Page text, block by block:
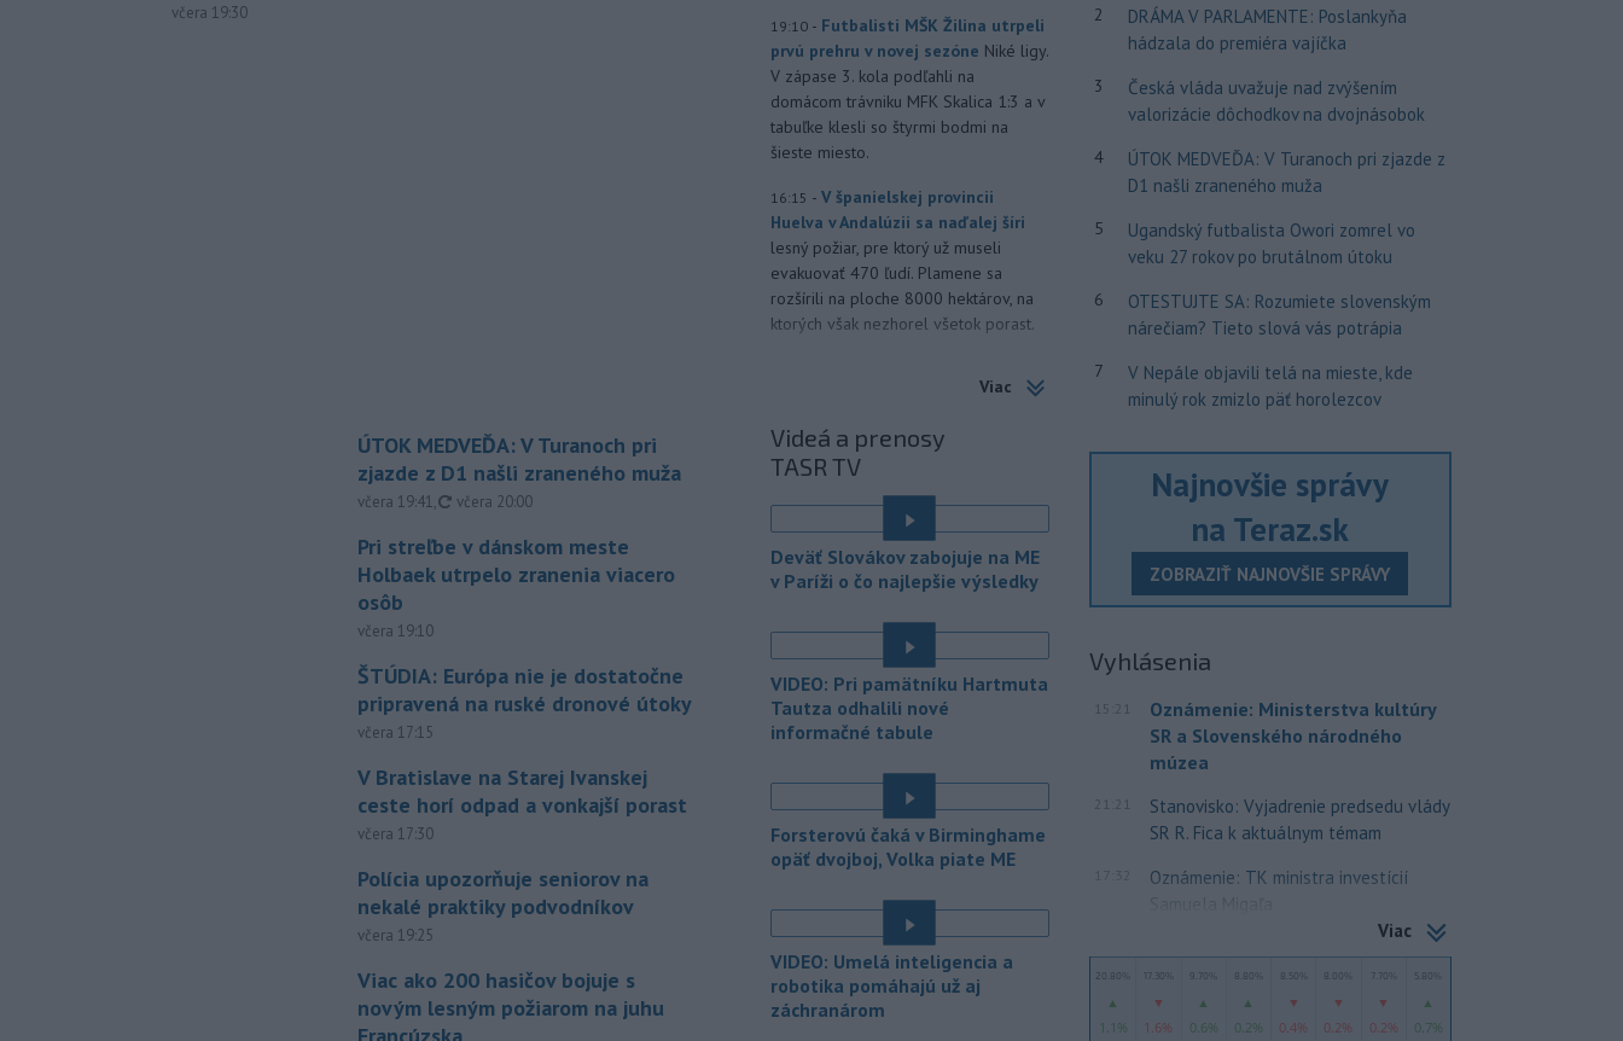
včera 19:30
ÚTOK MEDVEĎA: V Turanoch pri
zjazde z D1 našli zraneného muža
včera 19:41, aktualizované
včera 20:00
Pri streľbe v dánskom meste
Holbaek utrpelo zranenia viacero
osôb
včera 19:10
ŠTÚDIA: Európa nie je dostatočne
pripravená na ruské dronové útoky
včera 17:15
V Bratislave na Starej Ivanskej
ceste horí odpad a vonkajší porast
včera 17:30
Polícia upozorňuje seniorov na
nekalé praktiky podvodníkov
včera 19:25
Viac ako 200 hasičov bojuje s
novým lesným požiarom na juhu
19:10 - Futbalisti MŠK Žilina utrpeli
prvú prehru v novej sezóne Niké ligy.
V zápase 3. kola podľahli na
domácom trávniku MFK Skalica 1:3 a v
tabuľke klesli so štyrmi bodmi na
šieste miesto.
16:15 - V španielskej provincii
Huelva v Andalúzii sa naďalej šíri
lesný požiar, pre ktorý už museli
evakuovať 470 ľudí. Plamene sa
rozšírili na ploche 8000 hektárov, na
ktorých však nezhorel všetok porast.
civilistov zasiahnutých vojnou v
Sudáne, v ktorej zahynuli desaťtisíce
ľudí a milióny sú vysídlené.
- Slovenské hádzanárky do 18
rokov obsadili na MS v Rumunsku
konečné 6. miesto. V nedeľnom súboji
31:37. Napriek prehre však dosiahli
najlepšie umiestnenie Slovenska v
histórii MS tejto vekovej kategórie.
14:01 - Talianski potápači objavili
rokov starý vrak rímskej lode, ktorý
bol naplnený stovkami dobre
zachovaných amfor. Tie
pravdepodobne slúžili na prepravu
na agentúru AFP.
13:56 - Podpredseda opozičného PS
Ivan Korčok by mal byť v hnutí
zamestnaný, nie si zakladať živnosť.
Viac
Videá a prenosy
TASR TV
Deväť Slovákov zabojuje na ME
v Paríži o čo najlepšie výsledky
VIDEO: Pri pamätníku Hartmuta
Tautza odhalili nové
informačné tabule
Forsterovú čaká v Birminghame
opäť dvojboj, Volka piate ME
VIDEO: Umelá inteligencia a
robotika pomáhajú už aj
záchranárom
2
DRÁMA V PARLAMENTE: Poslankyňa
hádzala do premiéra vajíčka
3
Česká vláda uvažuje nad zvýšením
valorizácie dôchodkov na dvojnásobok
4
ÚTOK MEDVEĎA: V Turanoch pri zjazde z
D1 našli zraneného muža
5
Ugandský futbalista Owori zomrel vo
veku 27 rokov po brutálnom útoku
6
OTESTUJTE SA: Rozumiete slovenským
nárečiam? Tieto slová vás potrápia
7
V Nepále objavili telá na mieste, kde
minulý rok zmizlo päť horolezcov
Najnovšie správy
na Teraz.sk
ZOBRAZIŤ NAJNOVŠIE SPRÁVY
Vyhlásenia
15:21
Oznámenie: Ministerstva kultúry
SR a Slovenského národného
múzea
21:21
Stanovisko: Vyjadrenie predsedu vlády
SR R. Fica k aktuálnym témam
Oznámenie: TK ministra investícií
Samuela Migaľa
Viac